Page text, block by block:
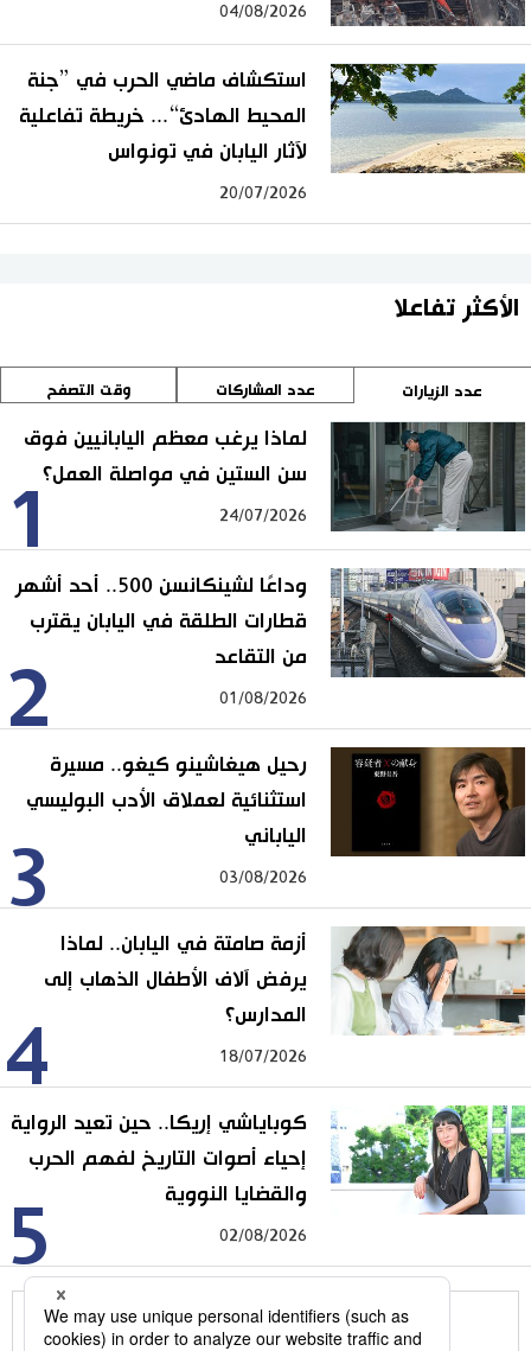
04/08/2026
استكشاف ماضي الحرب في ”جنة
المحيط الهادئ“... خريطة تفاعلية
لآثار اليابان في تونواس
20/07/2026
الأكثر تفاعلا
عدد الزيارات عدد المشاركات وقت التصفح
1
لماذا يرغب معظم اليابانيين فوق
سن الستين في مواصلة العمل؟
24/07/2026
2
وداعًا لشينكانسن 500.. أحد أشهر
قطارات الطلقة في اليابان يقترب
من التقاعد
01/08/2026
3
رحيل هيغاشينو كيغو.. مسيرة
استثنائية لعملاق الأدب البوليسي
الياباني
03/08/2026
4
أزمة صامتة في اليابان.. لماذا
يرفض آلاف الأطفال الذهاب إلى
المدارس؟
18/07/2026
5
كوباياشي إريكا.. حين تعيد الرواية
إحياء أصوات التاريخ لفهم الحرب
والقضايا النووية
02/08/2026
للمزيد